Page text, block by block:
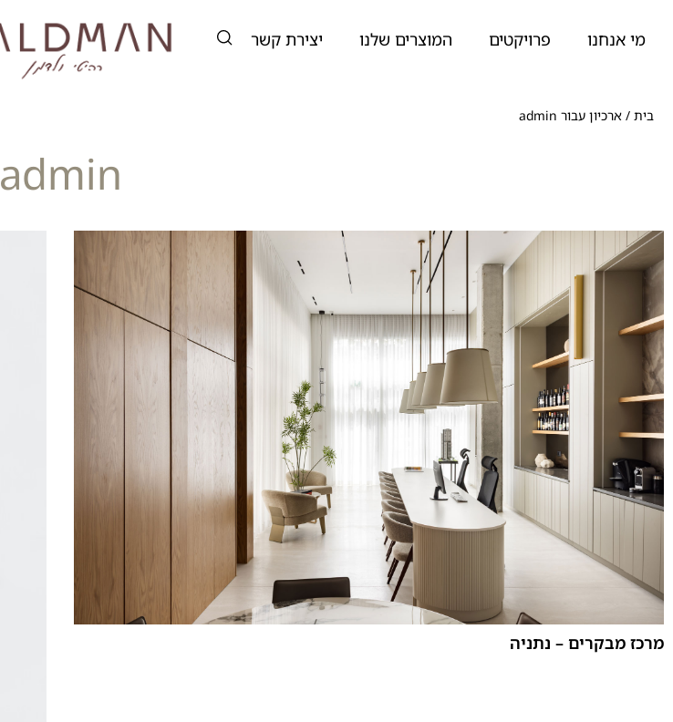
מי אנחנו פרויקטים המוצרים שלנו יצירת קשר
בית / ארכיון עבור admin
admin
מרכז מבקרים – נתניה